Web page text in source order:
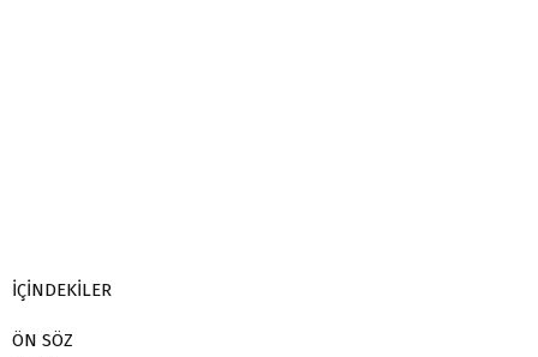
İÇİNDEKİLER
ÖN SÖZ